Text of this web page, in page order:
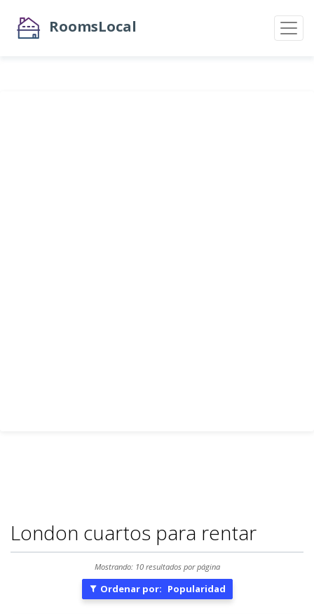
RoomsLocal
London cuartos para rentar
Mostrando: 10 resultados por página
Ordenar por: Popularidad